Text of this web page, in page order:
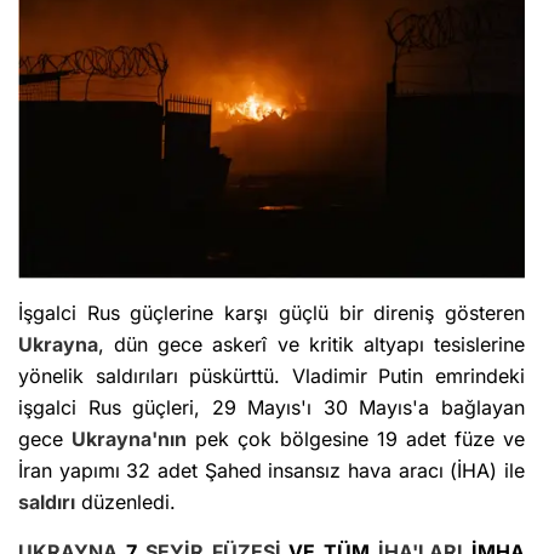
İşgalci Rus güçlerine karşı güçlü bir direniş gösteren
Ukrayna, dün gece askerî ve kritik altyapı tesislerine
yönelik saldırıları püskürttü. Vladimir Putin emrindeki
işgalci Rus güçleri, 29 Mayıs'ı 30 Mayıs'a bağlayan
gece Ukrayna'nın pek çok bölgesine 19 adet füze ve
İran yapımı 32 adet Şahed insansız hava aracı (İHA) ile
saldırı düzenledi.